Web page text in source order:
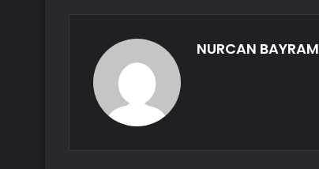
NURCAN BAYRAM